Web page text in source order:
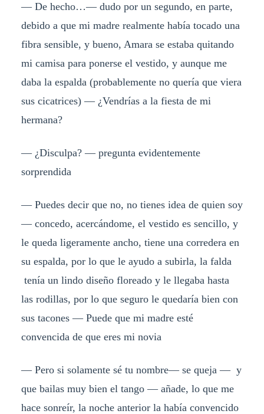
— De hecho…— dudo por un segundo, en parte,
debido a que mi madre realmente había tocado una
fibra sensible, y bueno, Amara se estaba quitando
mi camisa para ponerse el vestido, y aunque me
daba la espalda (probablemente no quería que viera
sus cicatrices) — ¿Vendrías a la fiesta de mi
hermana?
— ¿Disculpa? — pregunta evidentemente
sorprendida
— Puedes decir que no, no tienes idea de quien soy
— concedo, acercándome, el vestido es sencillo, y
le queda ligeramente ancho, tiene una corredera en
su espalda, por lo que le ayudo a subirla, la falda
tenía un lindo diseño floreado y le llegaba hasta
las rodillas, por lo que seguro le quedaría bien con
sus tacones — Puede que mi madre esté
convencida de que eres mi novia
— Pero si solamente sé tu nombre— se queja — y
que bailas muy bien el tango — añade, lo que me
hace sonreír, la noche anterior la había convencido